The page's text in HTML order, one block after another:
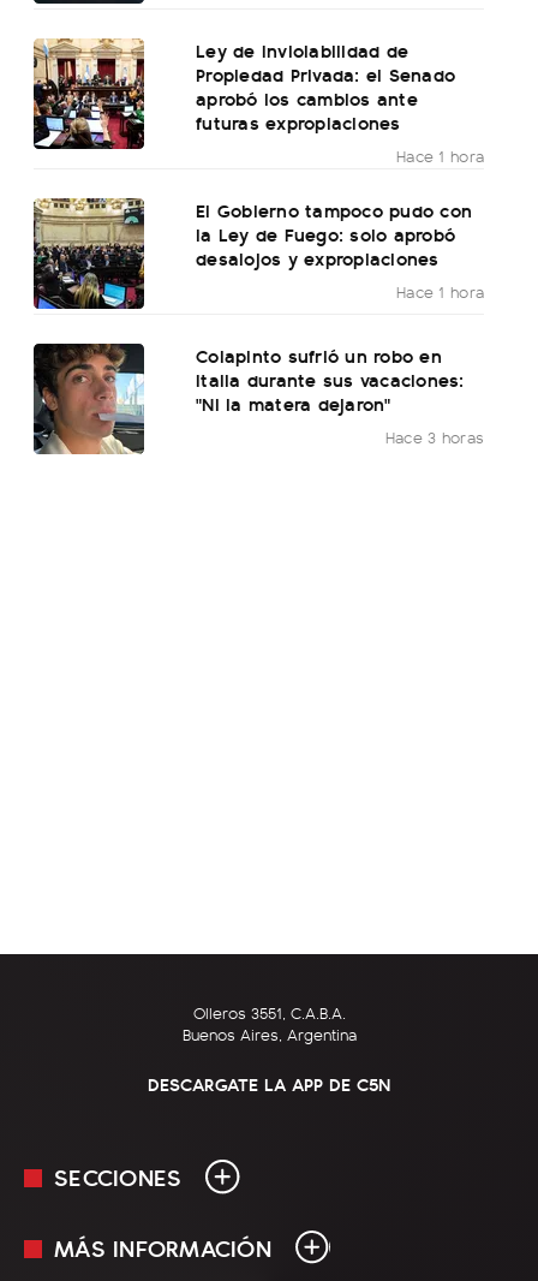
Ley de Inviolabilidad de
Propiedad Privada: el Senado
aprobó los cambios ante
futuras expropiaciones
Hace 1 hora
El Gobierno tampoco pudo con
la Ley de Fuego: solo aprobó
desalojos y expropiaciones
Hace 1 hora
Colapinto sufrió un robo en
Italia durante sus vacaciones:
"Ni la matera dejaron"
Hace 3 horas
Olleros 3551, C.A.B.A.
Buenos Aires, Argentina
DESCARGATE LA APP DE C5N
SECCIONES
En Vivo
MÁS INFORMACIÓN